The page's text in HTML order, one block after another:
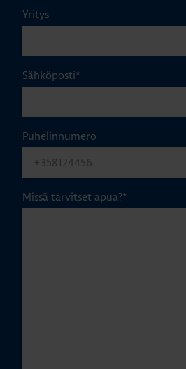
Yritys
Sähköposti*
Puhelinnumero
Missä tarvitset apua?*